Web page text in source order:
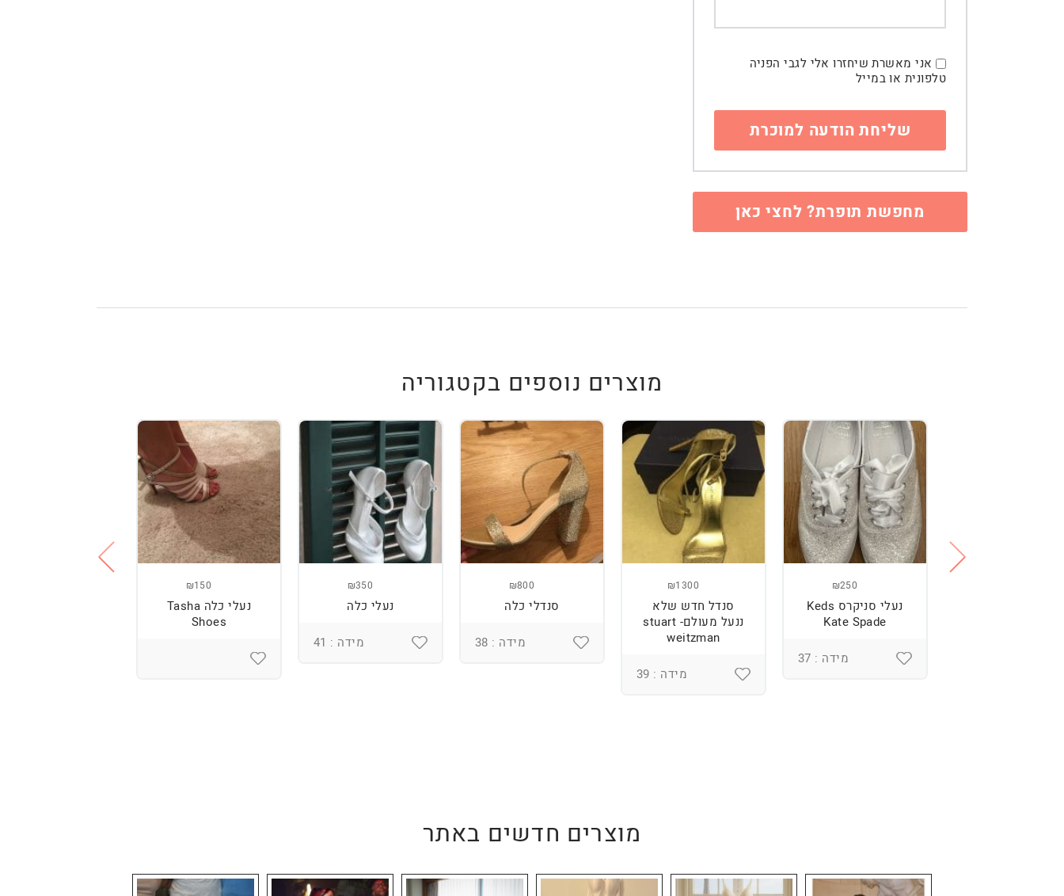
אני מאשרת שיחזרו אלי לגבי הפניה
טלפונית או במייל
מחפשת תופרת? לחצי כאן
מוצרים נוספים בקטגוריה
₪250
נעלי סניקרס Keds
Kate Spade
מידה : 37
₪1300
סנדל חדש שלא
ננעל מעולם- stuart
weitzman
מידה : 39
₪800
סנדלי כלה
מידה : 38
₪350
נעלי כלה
מידה : 41
₪150
נעלי כלה Tasha
Shoes
מוצרים חדשים באתר